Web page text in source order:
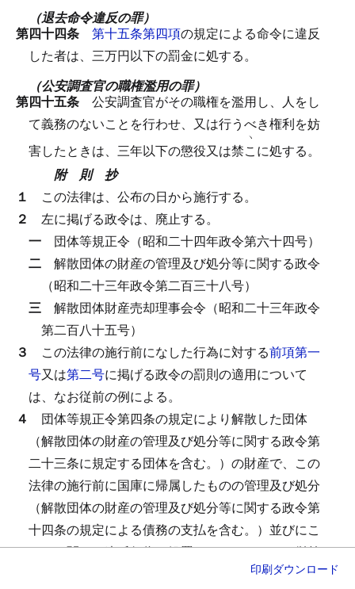
（退去命令違反の罪）
第四十四条 第十五条第四項の規定による命令に違反
した者は、三万円以下の罰金に処する。
（公安調査官の職権濫用の罪）
第四十五条 公安調査官がその職権を濫用し、人をし
て義務のないことを行わせ、又は行うべき権利を妨
害したときは、三年以下の懲役又は禁こ
ヽ
に処する。
附 則 抄
１ この法律は、公布の日から施行する。
２ 左に掲げる政令は、廃止する。
一 団体等規正令（昭和二十四年政令第六十四号）
二 解散団体の財産の管理及び処分等に関する政令
（昭和二十三年政令第二百三十八号）
三 解散団体財産売却理事会令（昭和二十三年政令
第二百八十五号）
３ この法律の施行前になした行為に対する前項第一
号又は第二号に掲げる政令の罰則の適用について
は、なお従前の例による。
４ 団体等規正令第四条の規定により解散した団体
（解散団体の財産の管理及び処分等に関する政令第
二十三条に規定する団体を含む。）の財産で、この
法律の施行前に国庫に帰属したものの管理及び処分
（解散団体の財産の管理及び処分等に関する政令第
十四条の規定による債務の支払を含む。）並びにこ
れらに関する違反行為の処罰については、なお従前
この場合において、解散団体財産売却
印刷ダウンロード